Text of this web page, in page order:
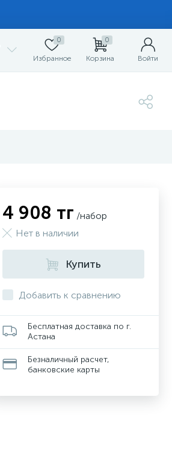
0
Избранное
0
Корзина Войти
4 908 тг /набор
Нет в наличии
Купить
Добавить к сравнению
Бесплатная доставка по г.
Астана
Безналичный расчет,
банковские карты